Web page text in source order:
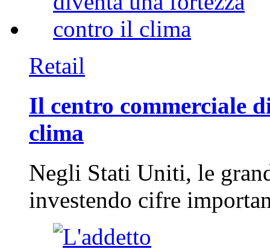
Retail
Il centro commerciale
clima
Negli Stati Uniti, le
investendo cifre